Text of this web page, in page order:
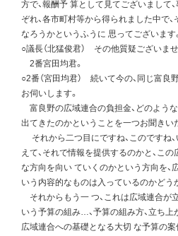
方で、報酬予 算として見てございまして
ぞれ、各市町村等から得られました中で
なろうかというふうに 思ってございます
○議長（北猛俊君） その他質疑ございませ
2番宮田均君。
○2番（宮田均君） 続いて今の、同じ富良
お伺いします。
富良野の広域連合の負担金、どのよう
出てきたのかということを一つお聞きい
それから二つ目にですね、このですね
えて、それで情報を提供するのかと、こ
な方向を向い ていくのかという方向を、
いう内容的なものは入っているのかどう
それからもう一 つ、これは広域連合が
いう予算の組み…、予算の組み方、立ち
広域連合への基礎となる大切 な予算の